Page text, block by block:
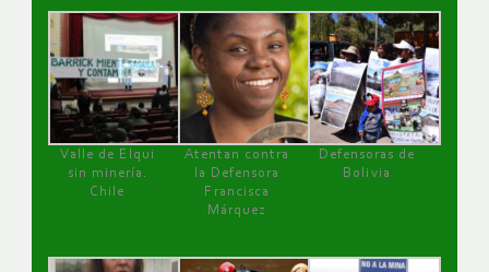
Valle de Elqui
sin minería.
Chile
Atentan contra
la Defensora
Francisca
Márquez
Defensoras de
Bolivia